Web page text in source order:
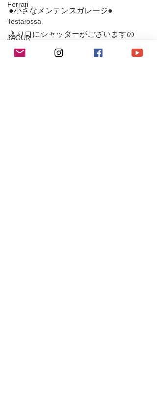
Ferrari
Testarossa
JAGUR
XJ
●小さなメンテンスガレージ●
入り口にシャッターがございますの
か、お声がけお願いします。  シャッタ